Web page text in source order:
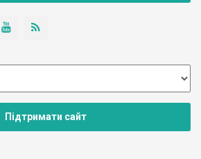
Підтримати сайт